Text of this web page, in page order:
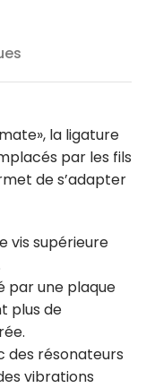
la ligature
par les fils
de s’adapter
vis supérieure
par une plaque
plus de
des résonateurs
vibrations